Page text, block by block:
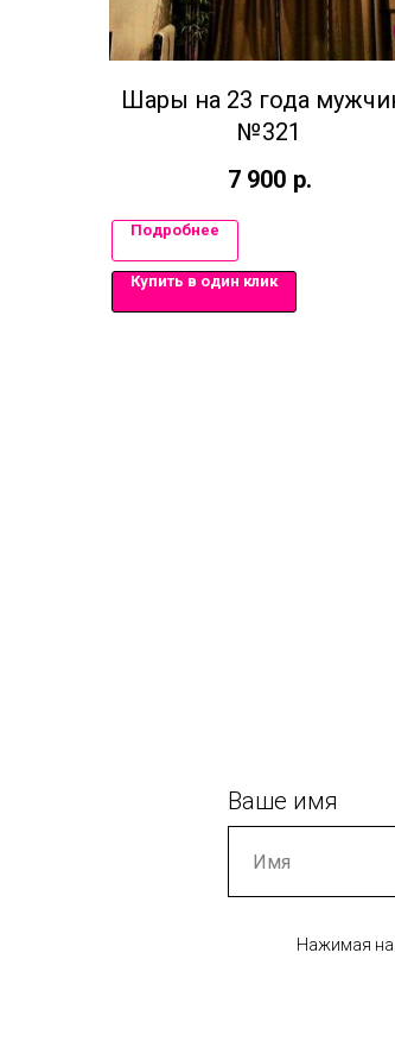
Шары на 23 года
№321
7 900 р.
Подробнее
Купить в один клик
Ваше имя
Нажимая на